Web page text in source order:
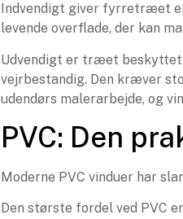
Indvendigt giver fyrretræet
levende overflade, der kan
Udvendigt er træet beskyttet
vejrbestandig. Den kræver
udendørs malerarbejde, og
PVC: Den
Moderne PVC vinduer har
Den største fordel ved PVC